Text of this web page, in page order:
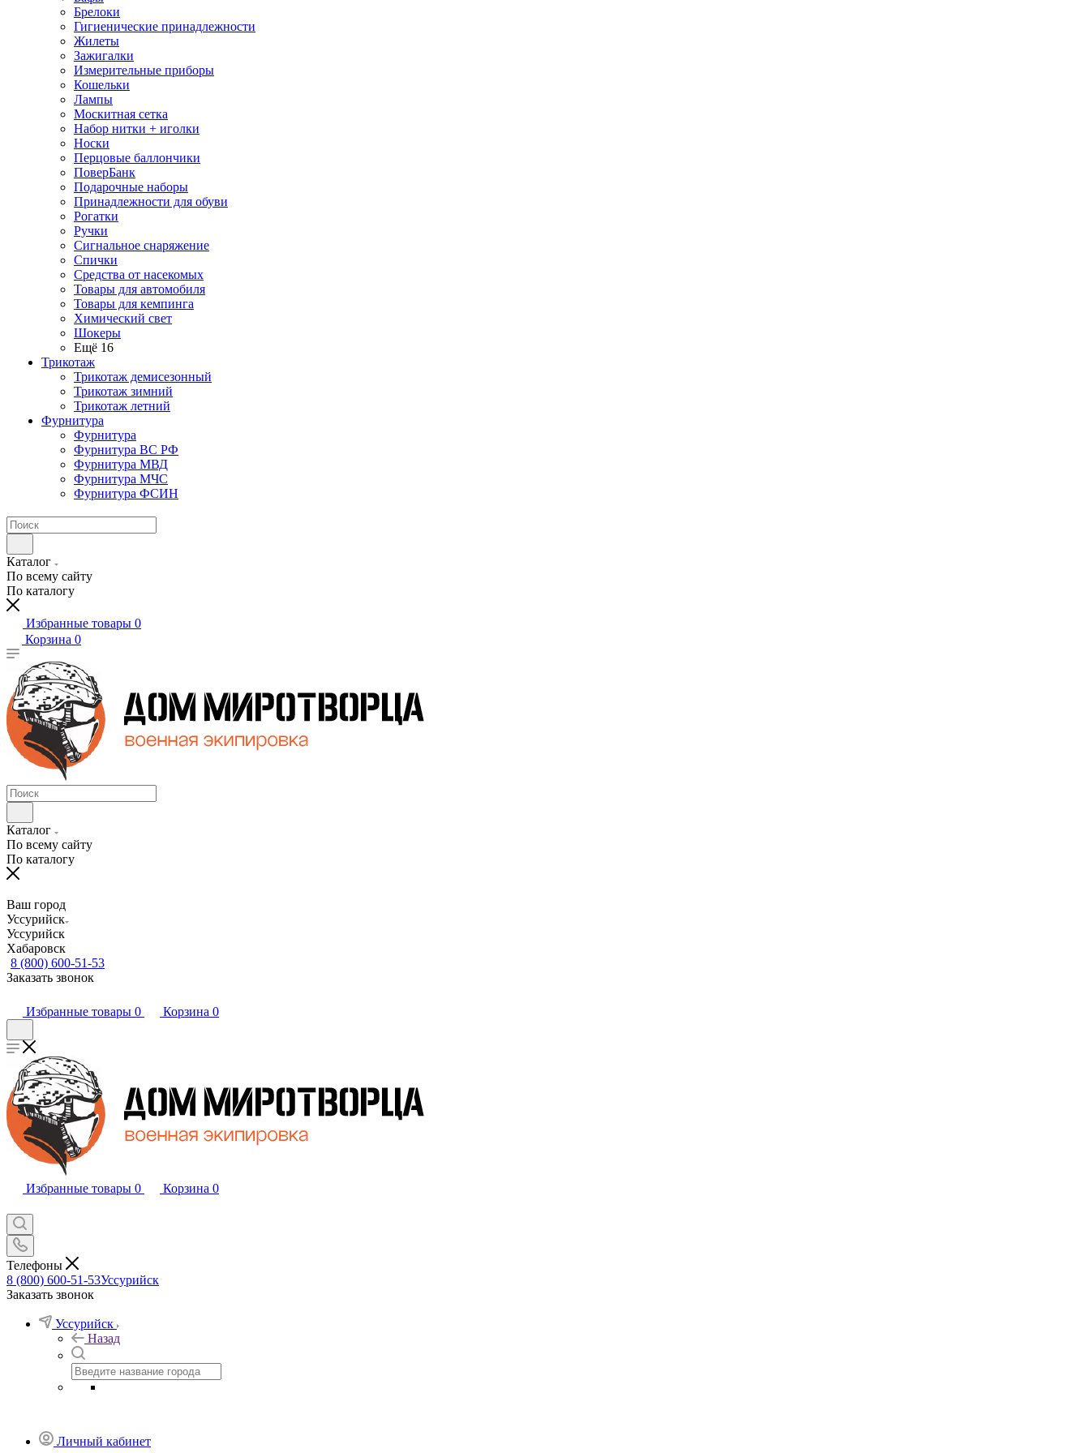
Брелоки
Гигиенические принадлежности
Жилеты
Зажигалки
Измерительные приборы
Кошельки
Лампы
Москитная сетка
Набор нитки + иголки
Носки
Перцовые баллончики
ПоверБанк
Подарочные наборы
Принадлежности для обуви
Рогатки
Ручки
Сигнальное снаряжение
Спички
Средства от насекомых
Товары для автомобиля
Товары для кемпинга
Химический свет
Шокеры
Ещё 16
Трикотаж
Трикотаж демисезонный
Трикотаж зимний
Трикотаж летний
Фурнитура
Фурнитура
Фурнитура ВС РФ
Фурнитура МВД
Фурнитура МЧС
Фурнитура ФСИН
Каталог
По всему сайту
По каталогу
Избранные товары 0
Корзина 0
Каталог
По всему сайту
По каталогу
Ваш город
Уссурийск
Уссурийск
Хабаровск
8 (800) 600-51-53
Заказать звонок
Избранные товары 0 Корзина 0
Избранные товары 0 Корзина 0
Телефоны
8 (800) 600-51-53Уссурийск
Заказать звонок
Уссурийск
Назад
Личный кабинет